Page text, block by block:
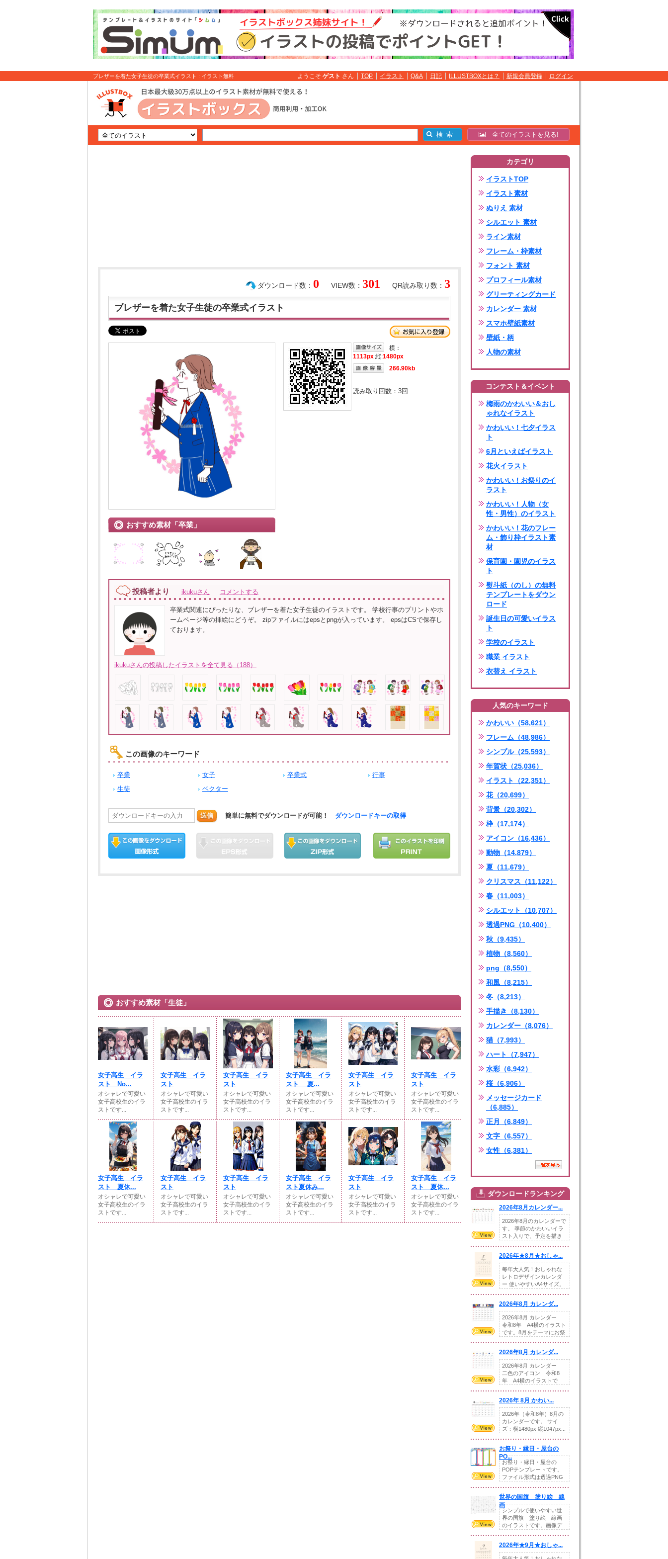
ブレザーを着た女子生徒の卒業式イラスト : イラスト無料 ようこそ ゲスト さん TOP イラスト Q&A 日記 ILLUSTBOXとは？ 新規会員登録 ログイン
全てのイラストを見る!
QR読み取り数： 3
VIEW数： 301
ダウンロード数： 0
ブレザーを着た女子生徒の卒業式イラスト
おすすめ素材「卒業」
横：
1113px 縦:1480px
266.90kb
読み取り回数： 3回
投稿者より ikukuさん コメントする
卒業式関連にぴったりな、ブレザーを着た女子生徒のイラストです。 学校行事のプリントやホ
ームページ等の挿絵にどうぞ。 zipファイルにはepsとpngが入っています。 epsはCSで保存し
ております。
ikukuさんの投稿したイラストを全て見る（188）
この画像のキーワード
卒業 女子 卒業式
行事
生徒
ベクター
送信 簡単に無料でダウンロードが可能！ ダウンロードキーの取得
おすすめ素材「生徒」
女子高生 イラ
スト No...
オシャレで可愛い
女子高校生のイラ
ストです...
女子高生 イラ
スト
オシャレで可愛い
女子高校生のイラ
ストです...
女子高生 イラ
スト
オシャレで可愛い
女子高校生のイラ
ストです...
女子高生 イラ
スト 夏...
オシャレで可愛い
女子高校生のイラ
ストです...
女子高生 イラ
スト
オシャレで可愛い
女子高校生のイラ
ストです...
女子高生 イラ
スト
オシャレで可愛い
女子高校生のイラ
ストです...
女子高生 イラ
スト 夏休...
オシャレで可愛い
女子高校生のイラ
ストです...
女子高生 イラ
スト
オシャレで可愛い
女子高校生のイラ
ストです...
女子高生 イラ
スト
オシャレで可愛い
女子高校生のイラ
ストです...
女子高生 イラ
スト夏休み...
オシャレで可愛い
女子高校生のイラ
ストです...
女子高生 イラ
スト
オシャレで可愛い
女子高校生のイラ
ストです...
女子高生 イラ
スト 夏休...
オシャレで可愛い
女子高校生のイラ
ストです...
カテゴリ
イラストTOP
イラスト素材
ぬりえ 素材
シルエット 素材
ライン素材
フレーム・枠素材
フォント 素材
プロフィール素材
グリーティングカード
カレンダー 素材
スマホ壁紙素材
壁紙・柄
人物の素材
コンテスト＆イベント
梅雨のかわいい＆おし
ゃれなイラスト
かわいい！七夕イラス
ト
6月といえばイラスト
花火イラスト
かわいい！お祭りのイ
ラスト
かわいい！人物（女
性・男性）のイラスト
かわいい！花のフレー
ム・飾り枠イラスト素
材
保育園・園児のイラス
ト
熨斗紙（のし）の無料
テンプレートをダウン
ロード
誕生日の可愛いイラス
ト
学校のイラスト
職業 イラスト
衣替え イラスト
人気のキーワード
かわいい（58,621）
フレーム（48,986）
シンプル（25,593）
年賀状（25,036）
イラスト（22,351）
花（20,699）
背景（20,302）
枠（17,174）
アイコン（16,436）
動物（14,879）
夏（11,679）
クリスマス（11,122）
春（11,003）
シルエット（10,707）
透過PNG（10,400）
秋（9,435）
植物（8,560）
png（8,550）
和風（8,215）
冬（8,213）
手描き（8,130）
カレンダー（8,076）
猫（7,993）
ハート（7,947）
水彩（6,942）
桜（6,906）
メッセージカード
（6,885）
正月（6,849）
文字（6,557）
女性（6,381）
ダウンロードランキング
2026年8月カレンダー...
2026年8月のカレンダーで
す。 季節のかわいいイラ
スト入りで、予定を描き
2026年★8月★おしゃ...
毎年大人気！おしゃれな
レトロデザインカレンダ
ー 使いやすいA4サイズ。
2026年8月 カレンダ...
2026年8月 カレンダー
令和8年 A4横のイラスト
です。8月をテーマにお祭
2026年8月 カレンダ...
2026年8月 カレンダー
二色のアイコン 令和8
年 A4横のイラストで
2026年 8月 かわい...
2026年（令和8年）8月の
カレンダーです。 サイ
ズ：横1480px 縦1047px...
お祭り・縁日・屋台の
PO...
お祭り・縁日・屋台の
POPテンプレートです。
ファイル形式は透過PNG
世界の国旗 塗り絵 線
画
シンプルで使いやすい世
界の国旗 塗り絵 線画
のイラストです。画像デ
2026年★9月★おしゃ...